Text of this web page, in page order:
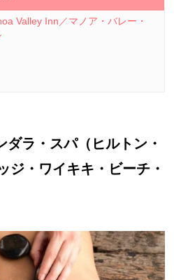
Valley Inn／マノア・バレー・
ラ・スパ（ヒルトン・
ジ・ワイキキ・ビーチ・